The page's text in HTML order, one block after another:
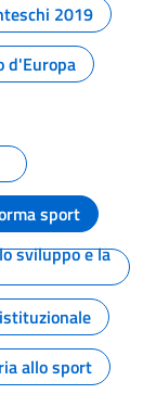
2019
d'Europa
sport
sviluppo e la
allo sport